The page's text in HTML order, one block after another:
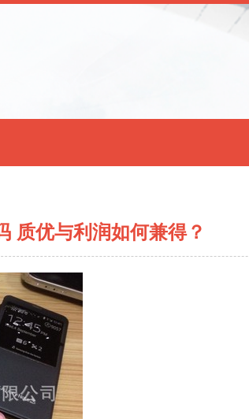
质优与利润如何兼得？